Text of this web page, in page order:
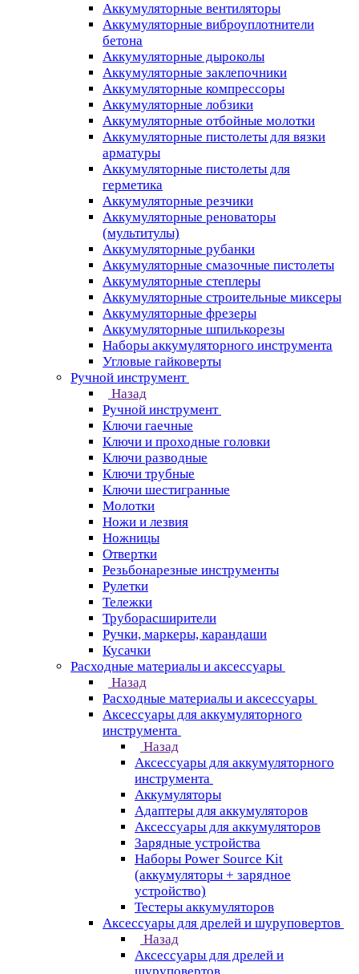
Аккумуляторные вентиляторы
Аккумуляторные виброуплотнители
бетона
Аккумуляторные дыроколы
Аккумуляторные заклепочники
Аккумуляторные компрессоры
Аккумуляторные лобзики
Аккумуляторные отбойные молотки
Аккумуляторные пистолеты для вязки
арматуры
Аккумуляторные пистолеты для
герметика
Аккумуляторные резчики
Аккумуляторные реноваторы
(мультитулы)
Аккумуляторные рубанки
Аккумуляторные смазочные пистолеты
Аккумуляторные степлеры
Аккумуляторные строительные миксеры
Аккумуляторные фрезеры
Аккумуляторные шпилькорезы
Наборы аккумуляторного инструмента
Угловые гайковерты
Ручной инструмент
Назад
Ручной инструмент
Ключи гаечные
Ключи и проходные головки
Ключи разводные
Ключи трубные
Ключи шестигранные
Молотки
Ножи и лезвия
Ножницы
Отвертки
Резьбонарезные инструменты
Рулетки
Тележки
Труборасширители
Ручки, маркеры, карандаши
Кусачки
Расходные материалы и аксессуары
Назад
Расходные материалы и аксессуары
Аксессуары для аккумуляторного
инструмента
Назад
Аксессуары для аккумуляторного
инструмента
Aккумуляторы
Адаптеры для аккумуляторов
Аксессуары для аккумуляторов
Зарядные устройства
Наборы Power Source Kit
(аккумуляторы + зарядное
устройство)
Тестеры аккумуляторов
Аксессуары для дрелей и шуруповертов
Назад
Аксессуары для дрелей и